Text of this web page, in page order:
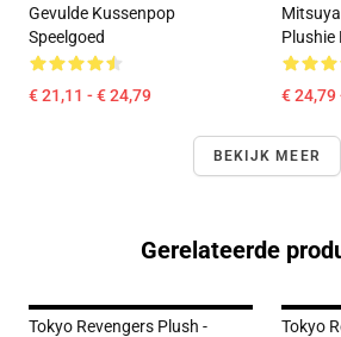
Gevulde Kussenpop
Speelgoed
€ 21,11 - € 24,79
Plushie
€ 24,79
BEKIJK MEER
Gerelateerde
Tokyo Revengers Plush -
Tokyo